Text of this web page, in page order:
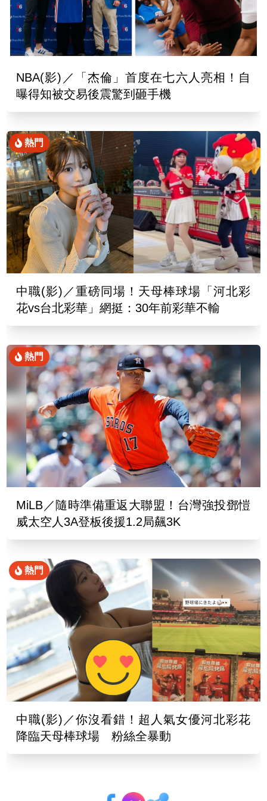
NBA(影)／「杰倫」首度在七六人亮相！自
曝得知被交易後震驚到砸手機
熱門
中職(影)／重磅同場！天母棒球場「河北彩
花vs台北彩華」網挺：30年前彩華不輸
熱門
MiLB／隨時準備重返大聯盟！台灣強投鄧愷
威太空人3A登板後援1.2局飆3K
熱門
中職(影)／你沒看錯！超人氣女優河北彩花
降臨天母棒球場 粉絲全暴動